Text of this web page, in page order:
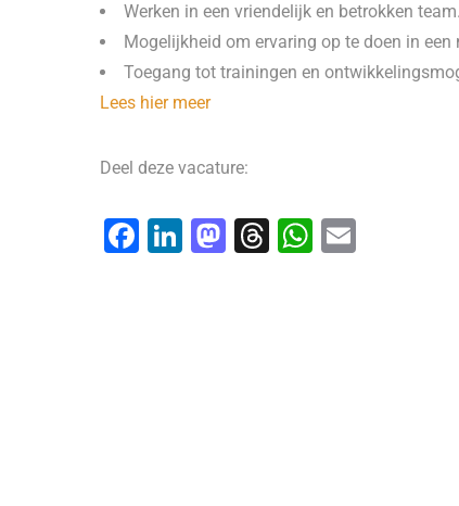
Werken in een vriendelijk en betrokken team.
Mogelijkheid om ervaring op te doen in
Toegang tot trainingen en
Lees hier meer
Deel deze vacature:
F
Li
M T
W